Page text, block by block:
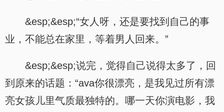
&esp;&esp;“女人呀，还是要找到自己的事
业，不能总在家里，等着男人回来。”
&esp;&esp;说完，觉得自己说得太多了，回
到原来的话题：“ava你很漂亮，是我见过所有漂
亮女孩儿里气质最独特的。哪一天你演电影，我